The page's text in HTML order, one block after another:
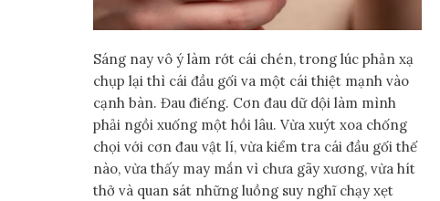
Sáng nay vô ý làm rớt cái chén, trong lúc phản xạ
chụp lại thì cái đầu gối va một cái thiệt mạnh vào
cạnh bàn. Đau điếng. Cơn đau dữ dội làm mình
phải ngồi xuống một hồi lâu. Vừa xuýt xoa chống
chọi với cơn đau vật lí, vừa kiểm tra cái đầu gối thế
nào, vừa thấy may mắn vì chưa gãy xương, vừa hít
thở và quan sát những luồng suy nghĩ chạy xẹt